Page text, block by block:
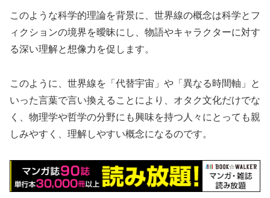
このような科学的理論を背景に、世界線の概念は科学とフ
ィクションの境界を曖昧にし、物語やキャラクターに対す
る深い理解と想像力を促します。
このように、世界線を「代替宇宙」や「異なる時間軸」と
いった言葉で言い換えることにより、オタク文化だけでな
く、物理学や哲学の分野にも興味を持つ人々にとっても親
しみやすく、理解しやすい概念になるのです。